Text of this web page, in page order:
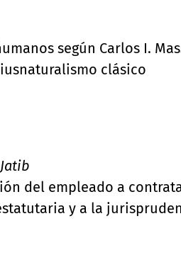
según Carlos I.
clásico
del empleado a
y a la